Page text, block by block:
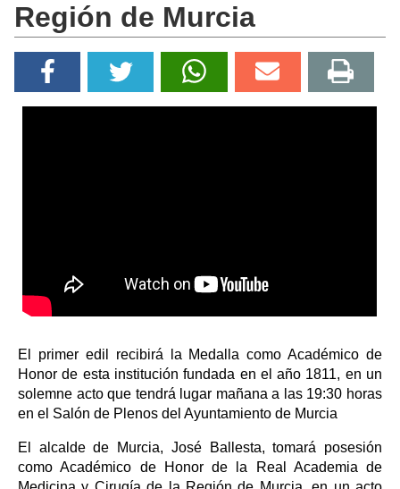
Región de Murcia
El primer edil recibirá la Medalla como Académico de
Honor de esta institución fundada en el año 1811, en un
solemne acto que tendrá lugar mañana a las 19:30 horas
en el Salón de Plenos del Ayuntamiento de Murcia
El alcalde de Murcia, José Ballesta, tomará posesión
como Académico de Honor de la Real Academia de